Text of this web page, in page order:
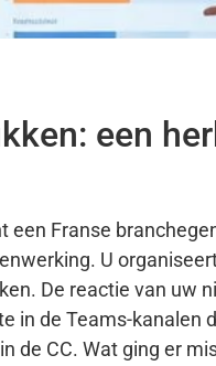
een
een Franse
U
De reactie van uw
in de Teams-kanalen
CC. Wat ging er